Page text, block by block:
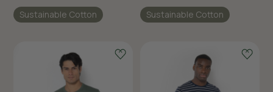
Sustainable Cotton Sustainable Cotton